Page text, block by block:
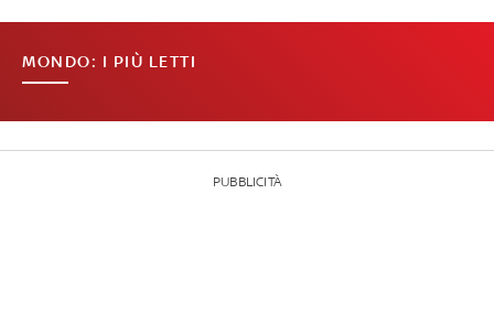
MONDO: I PIÙ LETTI
PUBBLICITÀ